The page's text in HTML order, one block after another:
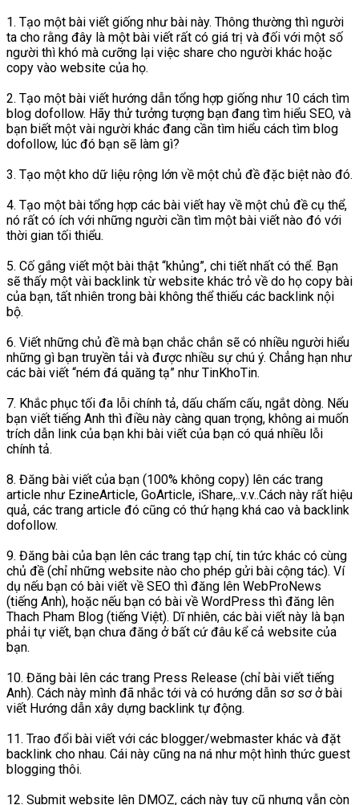
1. Tạo một bài viết giống như bài này. Thông thường thì người
ta cho rằng đây là một bài viết rất có giá trị và đối với một số
người thì khó mà cưỡng lại việc share cho người khác hoặc
copy vào website của họ.
2. Tạo một bài viết hướng dẫn tổng hợp giống như 10 cách tìm
blog dofollow. Hãy thử tưởng tượng bạn đang tìm hiểu SEO, và
bạn biết một vài người khác đang cần tìm hiểu cách tìm blog
dofollow, lúc đó bạn sẽ làm gì?
3. Tạo một kho dữ liệu rộng lớn về một chủ đề đặc biệt nào đó.
4. Tạo một bài tổng hợp các bài viết hay về một chủ đề cụ thể,
nó rất có ích với những người cần tìm một bài viết nào đó với
thời gian tối thiểu.
5. Cố gắng viết một bài thật “khủng”, chi tiết nhất có thể. Bạn
sẽ thấy một vài backlink từ website khác trỏ về do họ copy bài
của bạn, tất nhiên trong bài không thể thiếu các backlink nội
bộ.
6. Viết những chủ đề mà bạn chắc chắn sẽ có nhiều người hiểu
những gì bạn truyền tải và được nhiều sự chú ý. Chẳng hạn như
các bài viết “ném đá quăng tạ” như TinKhoTin.
7. Khắc phục tối đa lỗi chính tả, dấu chấm cấu, ngắt dòng. Nếu
bạn viết tiếng Anh thì điều này càng quan trọng, không ai muốn
trích dẫn link của bạn khi bài viết của bạn có quá nhiều lỗi
chính tả.
8. Đăng bài viết của bạn (100% không copy) lên các trang
article như EzineArticle, GoArticle, iShare,..v.v..Cách này rất hiệu
quả, các trang article đó cũng có thứ hạng khá cao và backlink
dofollow.
9. Đăng bài của bạn lên các trang tạp chí, tin tức khác có cùng
chủ đề (chỉ những website nào cho phép gửi bài cộng tác). Ví
dụ nếu bạn có bài viết về SEO thì đăng lên WebProNews
(tiếng Anh), hoặc nếu bạn có bài về WordPress thì đăng lên
Thach Pham Blog (tiếng Việt). Dĩ nhiên, các bài viết này là bạn
phải tự viết, bạn chưa đăng ở bất cứ đâu kể cả website của
bạn.
10. Đăng bài lên các trang Press Release (chỉ bài viết tiếng
Anh). Cách này mình đã nhắc tới và có hướng dẫn sơ sơ ở bài
viết Hướng dẫn xây dựng backlink tự động.
11. Trao đổi bài viết với các blogger/webmaster khác và đặt
backlink cho nhau. Cái này cũng na ná như một hình thức guest
blogging thôi.
12. Submit website lên DMOZ, cách này tuy cũ nhưng vẫn còn